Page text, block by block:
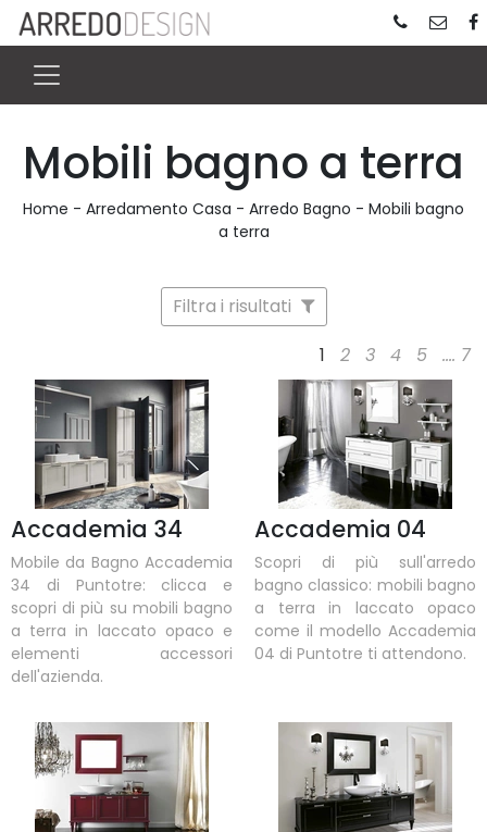
Mobili bagno a terra
Home - Arredamento Casa - Arredo Bagno - Mobili bagno
a terra
Filtra i risultati
1
2 3 4 5 .... 7
Accademia 34
Mobile da Bagno Accademia
34 di Puntotre: clicca e
scopri di più su mobili bagno
a terra in laccato opaco e
elementi accessori
dell'azienda.
Accademia 04
Scopri di più sull'arredo
bagno classico: mobili bagno
a terra in laccato opaco
come il modello Accademia
04 di Puntotre ti attendono.